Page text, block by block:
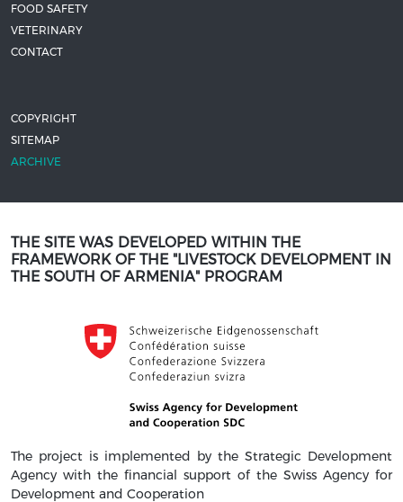
FOOD SAFETY
VETERINARY
CONTACT
COPYRIGHT
SITEMAP
ARCHIVE
THE SITE WAS DEVELOPED WITHIN THE
FRAMEWORK OF THE "LIVESTOCK DEVELOPMENT IN
THE SOUTH OF ARMENIA" PROGRAM
The project is implemented by the Strategic Development
Agency with the financial support of the Swiss Agency for
Development and Cooperation